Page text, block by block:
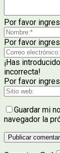
Por favor
Por favor
¡Has
incorrecta!
Por favor
Guardar mi
navegador la